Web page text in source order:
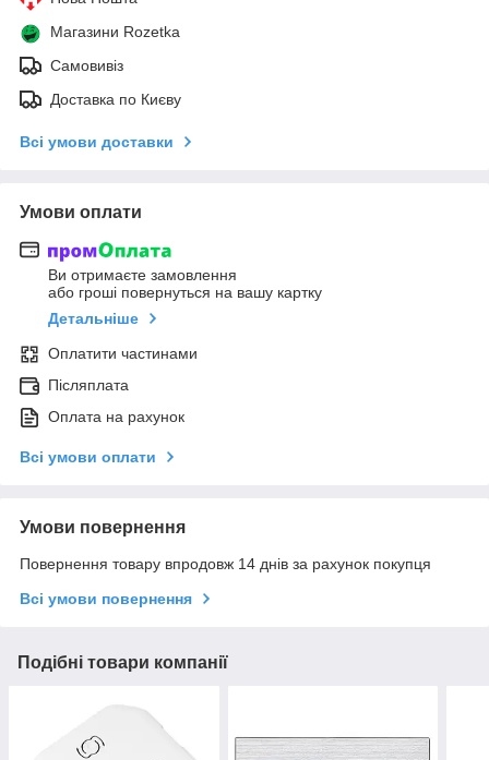
Магазини Rozetka
Самовивіз
Доставка по Києву
Всі умови доставки
Умови оплати
Ви отримаєте замовлення
або гроші повернуться на вашу картку
Детальніше
Оплатити частинами
Післяплата
Оплата на рахунок
Всі умови оплати
Умови повернення
Повернення товару впродовж 14 днів за рахунок покупця
Всі умови повернення
Подібні товари компанії